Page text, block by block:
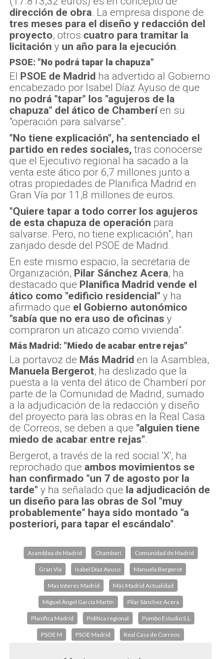
dirección de obra. La empresa dispone de
tres meses para el diseño y redacción del
proyecto, otros cuatro para tramitar la
licitación y un año para la ejecución.
PSOE: "No podrá tapar la chapuza"
El PSOE de Madrid ha advertido al Gobierno
encabezado por Isabel Díaz Ayuso de que
no podrá "tapar" los "agujeros de la
chapuza" del ático de Chamberíen su
"operación para salvarse".
"No tiene explicación", ha sentenciado el
partido en redes sociales, tras conocerse
que el Ejecutivo regional ha sacado a la
venta este ático por 6,7 millones junto a
otras propiedades de Planifica Madrid en
Gran Vía por 11,8 millones de euros.
"Quiere tapar a todo correr los agujeros
de esta chapuza de operación para
salvarse. Pero, no tiene explicación", han
zanjado desde del PSOE de Madrid.
En este mismo espacio, la secretaria de
Organización, Pilar Sánchez Acera, ha
destacado que Planifica Madrid vende el
ático como "edificio residencial" y ha
afirmado que el Gobierno autonómico
"sabía que no era uso de oficinas y
compraron un aticazo como vivienda".
Más Madrid: "Miedo de acabar entre rejas"
La portavoz de Más Madrid en la Asamblea,
Manuela Bergerot, ha deslizado que la
puesta a la venta del ático de Chamberí por
parte de la Comunidad de Madrid, sumado
a la adjudicación de la redacción y diseño
del proyecto para las obras en la Real Casa
de Correos, se deben a que "alguien tiene
miedo de acabar entre rejas".
Bergerot, a través de la red social 'X', ha
reprochado que ambos movimientos se
han confirmado "un 7 de agosto por la
tarde" y ha señalado que la adjudicación de
un diseño para las obras de Sol "muy
probablemente" haya sido montado "a
posteriori, para tapar el escándalo".
Asamblea de Madrid Chamberí Comunidad de Madrid
Gran Vía Isabel Díaz Ayuso Manuela Bergerot
Mas Interes Madrid Más Madrid Actualidad
Miguel Ángel García Martín Pilar Sánchez Acera
Planifica Madrid Política regional Pombo Estudio S.L
PSOE M PSOE Madrid Real Casa de Correos